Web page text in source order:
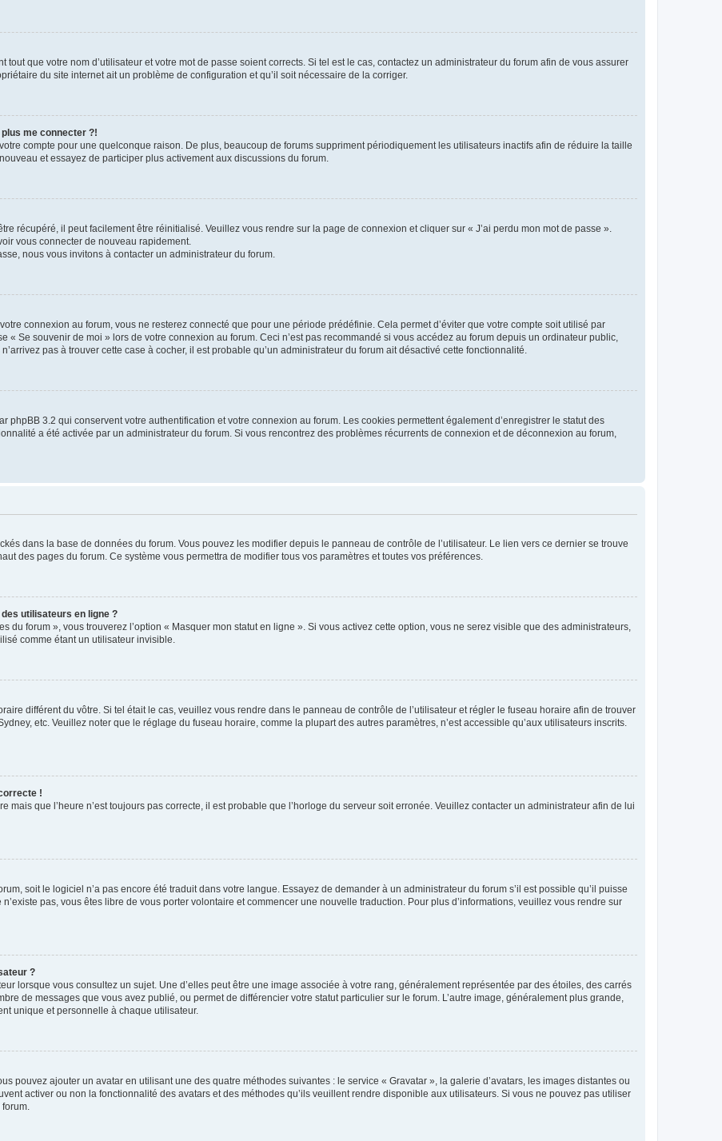
que votre nom d’utilisateur et votre mot de passe soient corrects. Si tel est le cas, contactez un administrateur du forum afin de vous assurer
du site internet ait un problème de configuration et qu’il soit nécessaire de la corriger.
me connecter ?!
compte pour une quelconque raison. De plus, beaucoup de forums suppriment périodiquement les utilisateurs inactifs afin de réduire la taille
et essayez de participer plus activement aux discussions du forum.
récupéré, il peut facilement être réinitialisé. Veuillez vous rendre sur la page de connexion et cliquer sur « J’ai perdu mon mot de passe ».
vous connecter de nouveau rapidement.
nous vous invitons à contacter un administrateur du forum.
connexion au forum, vous ne resterez connecté que pour une période prédéfinie. Cela permet d’éviter que votre compte soit utilisé par
« Se souvenir de moi » lors de votre connexion au forum. Ceci n’est pas recommandé si vous accédez au forum depuis un ordinateur public,
pas à trouver cette case à cocher, il est probable qu’un administrateur du forum ait désactivé cette fonctionnalité.
phpBB 3.2 qui conservent votre authentification et votre connexion au forum. Les cookies permettent également d’enregistrer le statut des
a été activée par un administrateur du forum. Si vous rencontrez des problèmes récurrents de connexion et de déconnexion au forum,
dans la base de données du forum. Vous pouvez les modifier depuis le panneau de contrôle de l’utilisateur. Le lien vers ce dernier se trouve
des pages du forum. Ce système vous permettra de modifier tous vos paramètres et toutes vos préférences.
utilisateurs en ligne ?
du forum », vous trouverez l’option « Masquer mon statut en ligne ». Si vous activez cette option, vous ne serez visible que des administrateurs,
comme étant un utilisateur invisible.
différent du vôtre. Si tel était le cas, veuillez vous rendre dans le panneau de contrôle de l’utilisateur et régler le fuseau horaire afin de trouver
etc. Veuillez noter que le réglage du fuseau horaire, comme la plupart des autres paramètres, n’est accessible qu’aux utilisateurs inscrits.
!
mais que l’heure n’est toujours pas correcte, il est probable que l’horloge du serveur soit erronée. Veuillez contacter un administrateur afin de lui
soit le logiciel n’a pas encore été traduit dans votre langue. Essayez de demander à un administrateur du forum s’il est possible qu’il puisse
pas, vous êtes libre de vous porter volontaire et commencer une nouvelle traduction. Pour plus d’informations, veuillez vous rendre sur
?
lorsque vous consultez un sujet. Une d’elles peut être une image associée à votre rang, généralement représentée par des étoiles, des carrés
de messages que vous avez publié, ou permet de différencier votre statut particulier sur le forum. L’autre image, généralement plus grande,
unique et personnelle à chaque utilisateur.
pouvez ajouter un avatar en utilisant une des quatre méthodes suivantes : le service « Gravatar », la galerie d’avatars, les images distantes ou
activer ou non la fonctionnalité des avatars et des méthodes qu’ils veuillent rendre disponible aux utilisateurs. Si vous ne pouvez pas utiliser
forum.